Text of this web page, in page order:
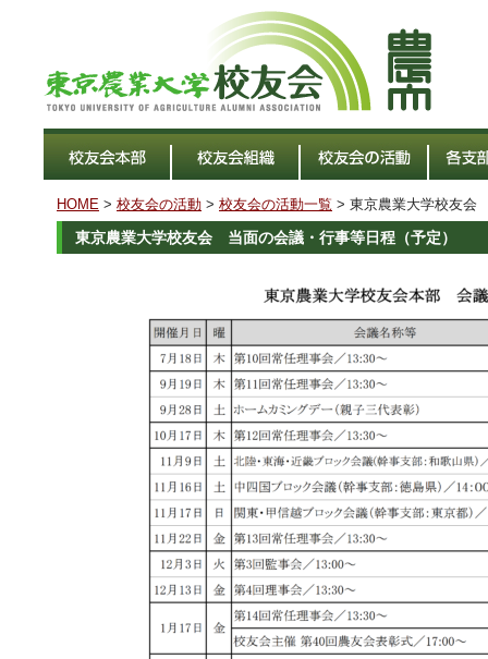
HOME > 校友会の活動 > 校友会の活動一覧 > 東京農業大学校友会
東京農業大学校友会 当面の会議・行事等日程（予定）